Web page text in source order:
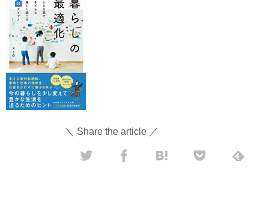
＼ Share the article ／